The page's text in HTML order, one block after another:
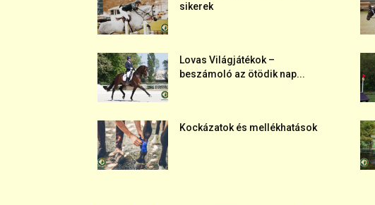
sikerek
Lovas Világjátékok –
beszámoló az ötödik nap...
Kockázatok és mellékhatások